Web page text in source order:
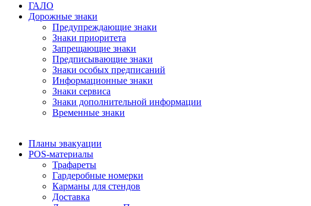
ГАЛО
Дорожные знаки
Предупреждающие знаки
Знаки приоритета
Запрещающие знаки
Предписывающие знаки
Знаки особых предписаний
Информационные знаки
Знаки сервиса
Знаки дополнительной информации
Временные знаки
Планы эвакуации
POS-материалы
Трафареты
Гардеробные номерки
Карманы для стендов
Доставка